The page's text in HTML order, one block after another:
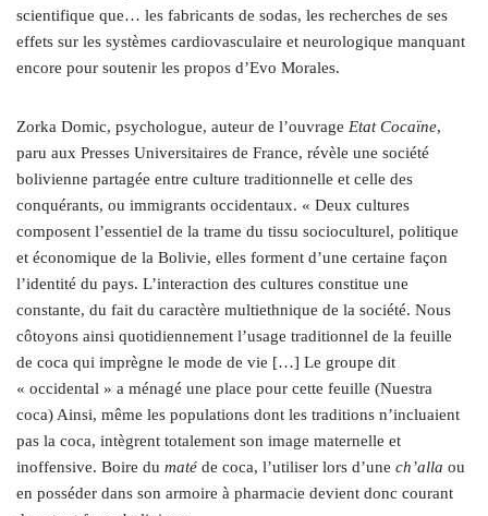
scientifique que… les fabricants de sodas, les recherches de ses
effets sur les systèmes cardiovasculaire et neurologique manquant
encore pour soutenir les propos d’Evo Morales.
Zorka Domic, psychologue, auteur de l’ouvrage Etat Cocaïne,
paru aux Presses Universitaires de France, révèle une société
bolivienne partagée entre culture traditionnelle et celle des
conquérants, ou immigrants occidentaux. « Deux cultures
composent l’essentiel de la trame du tissu socioculturel, politique
et économique de la Bolivie, elles forment d’une certaine façon
l’identité du pays. L’interaction des cultures constitue une
constante, du fait du caractère multiethnique de la société. Nous
côtoyons ainsi quotidiennement l’usage traditionnel de la feuille
de coca qui imprègne le mode de vie […] Le groupe dit
« occidental » a ménagé une place pour cette feuille (Nuestra
coca) Ainsi, même les populations dont les traditions n’incluaient
pas la coca, intègrent totalement son image maternelle et
inoffensive. Boire du maté de coca, l’utiliser lors d’une ch’alla ou
en posséder dans son armoire à pharmacie devient donc courant